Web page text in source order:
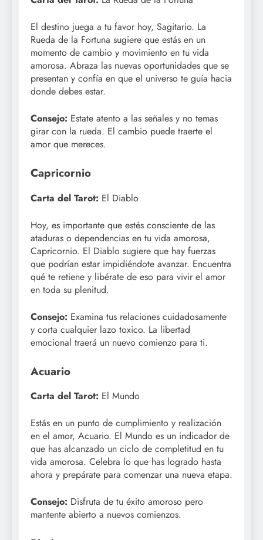
El destino juega a tu favor hoy, Sagitario. La
Rueda de la Fortuna sugiere que estás en un
momento de cambio y movimiento en tu vida
amorosa. Abraza las nuevas oportunidades que se
presentan y confía en que el universo te guía hacia
donde debes estar.
Consejo: Estate atento a las señales y no temas
girar con la rueda. El cambio puede traerte el
amor que mereces.
Capricornio
Carta del Tarot: El Diablo
Hoy, es importante que estés consciente de las
ataduras o dependencias en tu vida amorosa,
Capricornio. El Diablo sugiere que hay fuerzas
que podrían estar impidiéndote avanzar. Encuentra
qué te retiene y libérate de eso para vivir el amor
en toda su plenitud.
Consejo: Examina tus relaciones cuidadosamente
y corta cualquier lazo toxico. La libertad
emocional traerá un nuevo comienzo para ti.
Acuario
Carta del Tarot: El Mundo
Estás en un punto de cumplimiento y realización
en el amor, Acuario. El Mundo es un indicador de
que has alcanzado un ciclo de completitud en tu
vida amorosa. Celebra lo que has logrado hasta
ahora y prepárate para comenzar una nueva etapa.
Consejo: Disfruta de tu éxito amoroso pero
mantente abierto a nuevos comienzos.